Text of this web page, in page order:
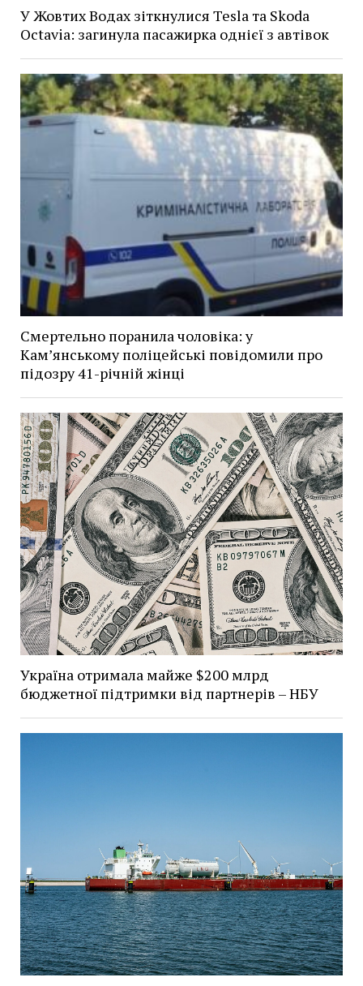
У Жовтих Водах зіткнулися Tesla та Skoda
Octavia: загинула пасажирка однієї з автівок
Смертельно поранила чоловіка: у
Кам’янському поліцейські повідомили про
підозру 41-річній жінці
Україна отримала майже $200 млрд
бюджетної підтримки від партнерів – НБУ